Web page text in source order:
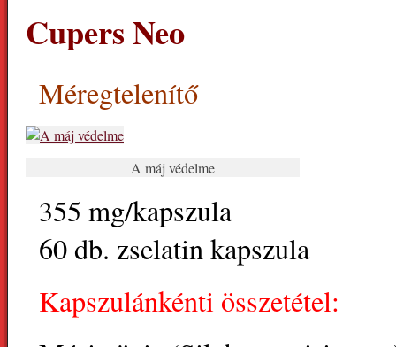
Cupers Neo
Méregtelenítő
A máj védelme
355 mg/kapszula
60 db. zselatin kapszula
Kapszulánkénti összetétel: